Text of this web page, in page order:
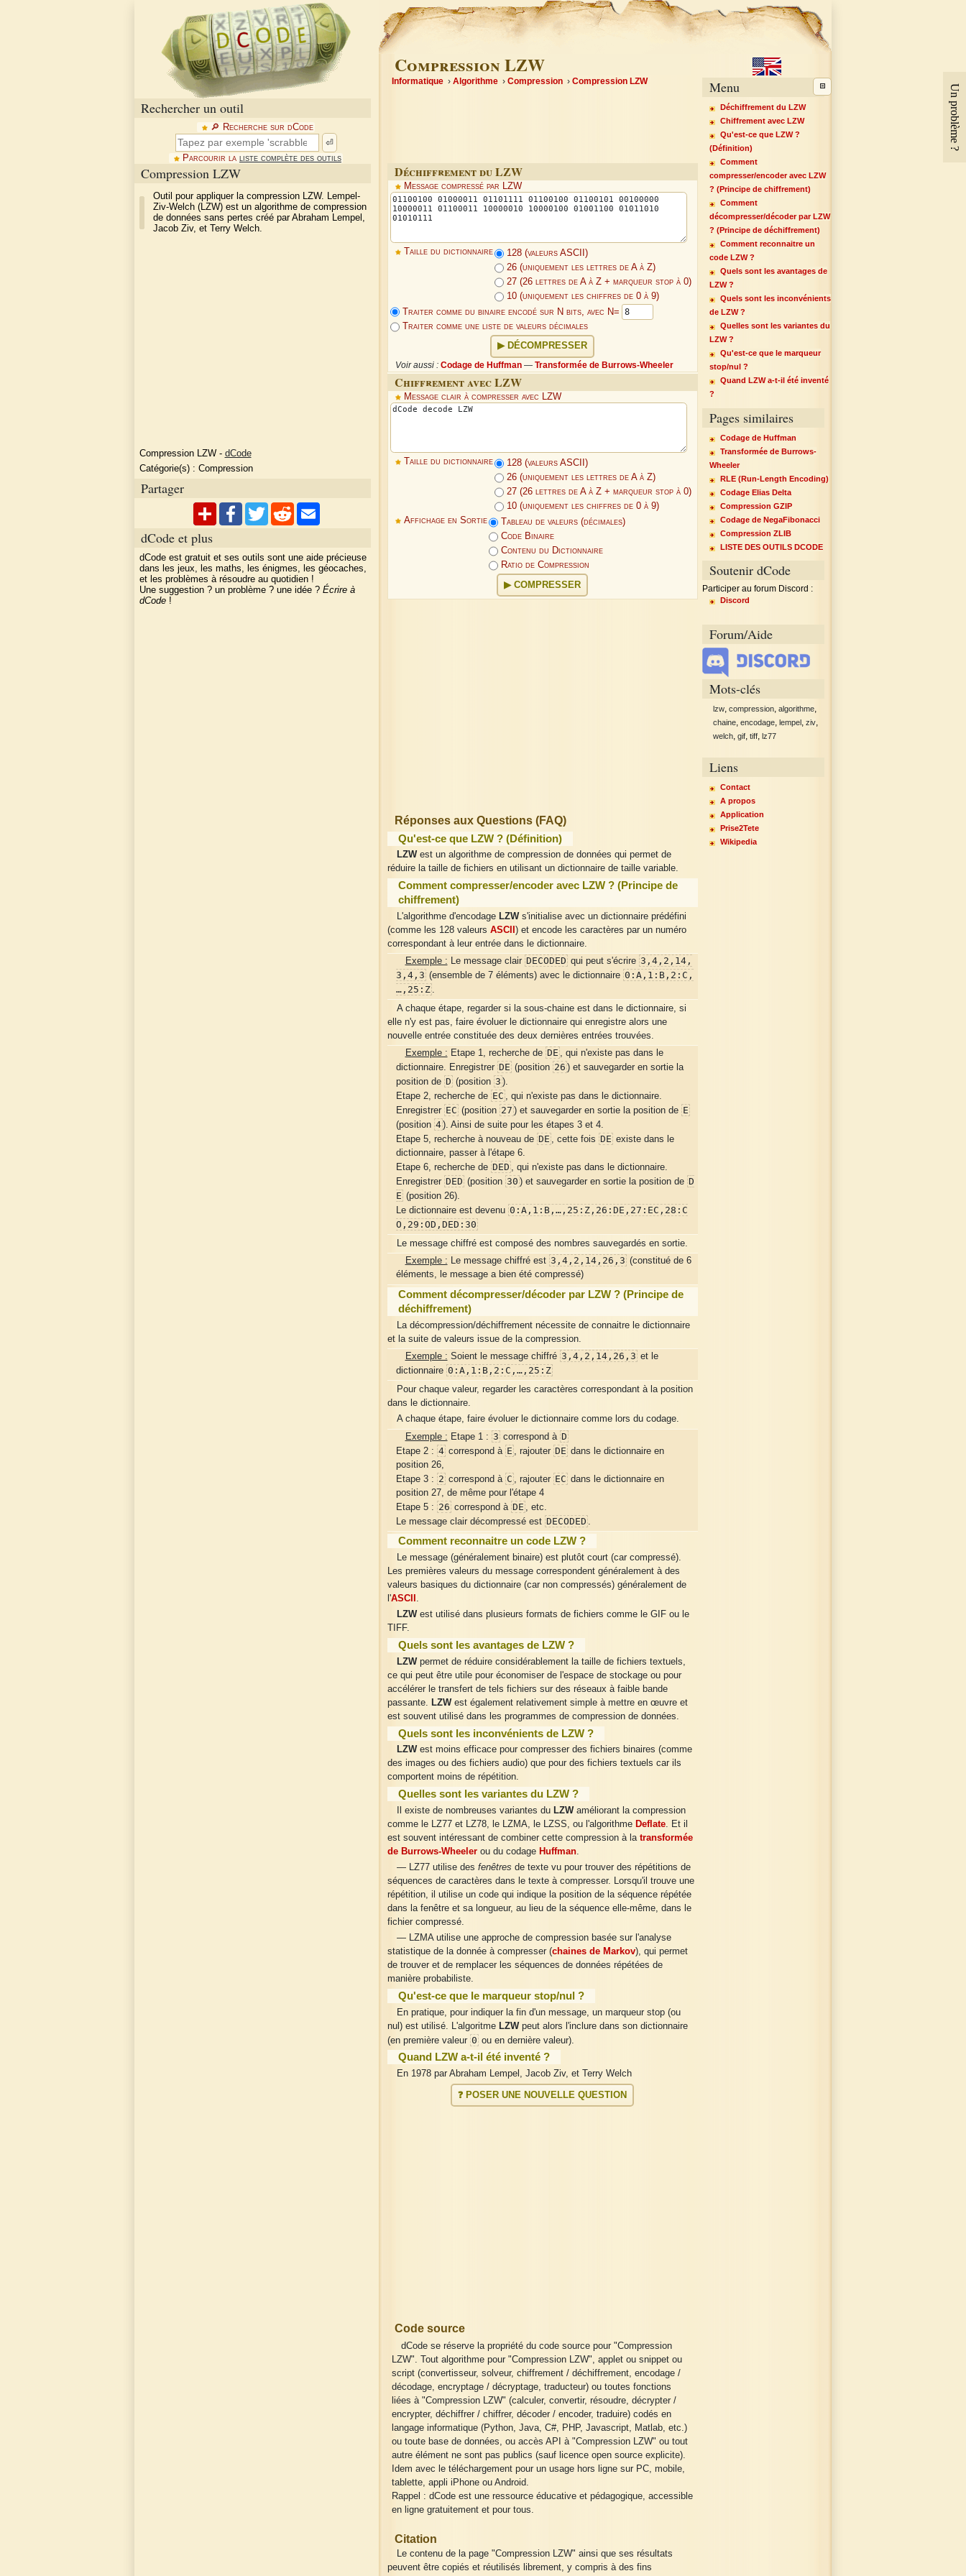
Rechercher un outil
🔎︎ Recherche sur dCode
⏎
Parcourir la liste complète des outils
Compression LZW
Outil pour appliquer la compression LZW. Lempel-
Ziv-Welch (LZW) est un algorithme de compression
de données sans pertes créé par Abraham Lempel,
Jacob Ziv, et Terry Welch.
Compression LZW- dCode
Catégorie(s) : Compression
Partager
dCode et plus
dCode est gratuit et ses outils sont une aide précieuse
dans les jeux, les maths, les énigmes, les géocaches,
et les problèmes à résoudre au quotidien !
Une suggestion ? un problème ? une idée ? Écrire à
dCode!
Compression LZW
Informatique Algorithme Compression Compression LZW
Déchiffrement du LZW
Message compressé par LZW
Taille du dictionnaire
128 (valeurs ASCII)
26 (uniquement les lettres de A à Z)
27 (26 lettres de A à Z + marqueur stop à 0)
10 (uniquement les chiffres de 0 à 9)
Traiter comme du binaire encodé sur N bits, avec N=
Traiter comme une liste de valeurs décimales
DÉCOMPRESSER
Voir aussi : Codage de Huffman —Transformée de Burrows-Wheeler
Chiffrement avec LZW
Message clair à compresser avec LZW
Taille du dictionnaire
128 (valeurs ASCII)
26 (uniquement les lettres de A à Z)
27 (26 lettres de A à Z + marqueur stop à 0)
10 (uniquement les chiffres de 0 à 9)
Affichage en Sortie
Tableau de valeurs (décimales)
Code Binaire
Contenu du Dictionnaire
Ratio de Compression
COMPRESSER
Réponses aux Questions (FAQ)
Qu'est-ce que LZW ? (Définition)
LZWest un algorithme de compression de données qui permet de
réduire la taille de fichiers en utilisant un dictionnaire de taille variable.
Comment compresser/encoder avec LZW ? (Principe de
chiffrement)
L'algorithme d'encodage LZWs'initialise avec un dictionnaire prédéfini
(comme les 128 valeurs ASCII ) et encode les caractères par un numéro
correspondant à leur entrée dans le dictionnaire.
Exemple : Le message clair DECODEDqui peut s'écrire 3,4,2,14,
3,4,3 (ensemble de 7 éléments) avec le dictionnaire 0:A,1:B,2:C,
…,25:Z .
A chaque étape, regarder si la sous-chaine est dans le dictionnaire, si
elle n'y est pas, faire évoluer le dictionnaire qui enregistre alors une
nouvelle entrée constituée des deux dernières entrées trouvées.
Exemple : Etape 1, recherche de DE, qui n'existe pas dans le
dictionnaire. Enregistrer DE (position 26 ) et sauvegarder en sortie la
position de D (position 3 ).
Etape 2, recherche de EC , qui n'existe pas dans le dictionnaire.
Enregistrer EC (position 27 ) et sauvegarder en sortie la position de E
(position 4 ). Ainsi de suite pour les étapes 3 et 4.
Etape 5, recherche à nouveau de DE , cette fois DE existe dans le
dictionnaire, passer à l'étape 6.
Etape 6, recherche de DED , qui n'existe pas dans le dictionnaire.
Enregistrer DED (position 30 ) et sauvegarder en sortie la position de D
E (position 26).
Le dictionnaire est devenu 0:A,1:B,…,25:Z,26:DE,27:EC,28:C
O,29:OD,DED:30
Le message chiffré est composé des nombres sauvegardés en sortie.
Exemple : Le message chiffré est 3,4,2,14,26,3(constitué de 6
éléments, le message a bien été compressé)
Comment décompresser/décoder par LZW ? (Principe de
déchiffrement)
La décompression/déchiffrement nécessite de connaitre le dictionnaire
et la suite de valeurs issue de la compression.
Exemple : Soient le message chiffré 3,4,2,14,26,3et le
dictionnaire 0:A,1:B,2:C,…,25:Z
Pour chaque valeur, regarder les caractères correspondant à la position
dans le dictionnaire.
A chaque étape, faire évoluer le dictionnaire comme lors du codage.
Exemple : Etape 1 : 3correspond à D
Etape 2 : 4 correspond à E , rajouter DE dans le dictionnaire en
position 26,
Etape 3 : 2 correspond à C , rajouter EC dans le dictionnaire en
position 27, de même pour l'étape 4
Etape 5 : 26 correspond à DE
, etc.
Le message clair décompressé est DECODED
Comment reconnaitre un code LZW ?
Le message (généralement binaire) est plutôt court (car compressé).
Les premières valeurs du message correspondent généralement à des
valeurs basiques du dictionnaire (car non compressés) généralement de
l'ASCII .
LZWest utilisé dans plusieurs formats de fichiers comme le GIF ou le
TIFF.
Quels sont les avantages de LZW ?
LZWpermet de réduire considérablement la taille de fichiers textuels,
ce qui peut être utile pour économiser de l'espace de stockage ou pour
accélérer le transfert de tels fichiers sur des réseaux à faible bande
passante.
LZWest également relativement simple à mettre en œuvre et
est souvent utilisé dans les programmes de compression de données.
Quels sont les inconvénients de LZW ?
LZWest moins efficace pour compresser des fichiers binaires (comme
des images ou des fichiers audio) que pour des fichiers textuels car ils
comportent moins de répétition.
Quelles sont les variantes du LZW ?
Il existe de nombreuses variantes du LZWaméliorant la compression
comme le LZ77 et LZ78, le LZMA, le LZSS, ou l'algorithme Deflate . Et il
est souvent intéressant de combiner cette compression à la transformée
de Burrows-Wheeler ou du codage Huffman
— LZ77 utilise des fenêtres de texte vu pour trouver des répétitions de
séquences de caractères dans le texte à compresser. Lorsqu'il trouve une
répétition, il utilise un code qui indique la position de la séquence répétée
dans la fenêtre et sa longueur, au lieu de la séquence elle-même, dans le
fichier compressé.
— LZMA utilise une approche de compression basée sur l'analyse
statistique de la donnée à compresser (chaines de Markov), qui permet
de trouver et de remplacer les séquences de données répétées de
manière probabiliste.
Qu'est-ce que le marqueur stop/nul ?
En pratique, pour indiquer la fin d'un message, un marqueur stop (ou
nul) est utilisé. L'algoritme LZWpeut alors l'inclure dans son dictionnaire
(en première valeur 0 ou en dernière valeur).
Quand LZW a-t-il été inventé ?
En 1978 par Abraham Lempel, Jacob Ziv, et Terry Welch
❓ POSER UNE NOUVELLE QUESTION
Code source
dCode se réserve la propriété du code source pour "Compression
LZW". Tout algorithme pour "Compression LZW", applet ou snippet ou
script (convertisseur, solveur, chiffrement / déchiffrement, encodage /
décodage, encryptage / décryptage, traducteur) ou toutes fonctions
liées à "Compression LZW" (calculer, convertir, résoudre, décrypter /
encrypter, déchiffrer / chiffrer, décoder / encoder, traduire) codés en
langage informatique (Python, Java, C#, PHP, Javascript, Matlab, etc.)
ou toute base de données, ou accès API à "Compression LZW" ou tout
autre élément ne sont pas publics (sauf licence open source explicite).
Idem avec le téléchargement pour un usage hors ligne sur PC, mobile,
tablette, appli iPhone ou Android.
Rappel : dCode est une ressource éducative et pédagogique, accessible
en ligne gratuitement et pour tous.
Citation
Le contenu de la page "Compression LZW" ainsi que ses résultats
peuvent être copiés et réutilisés librement, y compris à des fins
Menu
Déchiffrement du LZW
Chiffrement avec LZW
Qu'est-ce que LZW ?
(Définition)
Comment
compresser/encoder avec LZW
? (Principe de chiffrement)
Comment
décompresser/décoder par LZW
? (Principe de déchiffrement)
Comment reconnaitre un
code LZW ?
Quels sont les avantages de
LZW ?
Quels sont les inconvénients
de LZW ?
Quelles sont les variantes du
LZW ?
Qu'est-ce que le marqueur
stop/nul ?
Quand LZW a-t-il été inventé
?
Pages similaires
Codage de Huffman
Transformée de Burrows-
Wheeler
RLE (Run-Length Encoding)
Codage Elias Delta
Compression GZIP
Codage de NegaFibonacci
Compression ZLIB
LISTE DES OUTILS DCODE
Soutenir dCode
Participer au forum Discord :
Discord
Forum/Aide
Mots-clés
lzw compression algorithme
chaine encodage lempel ziv
welch gif tiff lz77
Liens
Contact
A propos
Application
Prise2Tete
Wikipedia
Un problème ?